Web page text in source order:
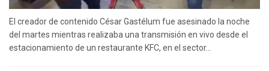
El creador de contenido César Gastélum fue asesinado la noche
del martes mientras realizaba una transmisión en vivo desde el
estacionamiento de un restaurante KFC, en el sector...